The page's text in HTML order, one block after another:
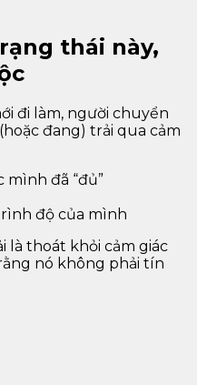
thái này,
đi làm, người chuyển
đang) trải qua cảm
đã “đủ”
độ của mình
thoát khỏi cảm giác
nó không phải tín